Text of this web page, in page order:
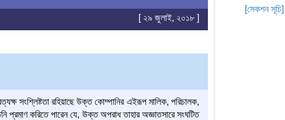
[সেকশন সূচি]
[ ২৯ জুলাই, ২০১৮ ]
রহিয়াছে উক্ত কোম্পানির এইরূপ মালিক, পরিচালক,
প্রমাণ করিতে পারেন যে, উক্ত অপরাধ তাহার অজ্ঞাতসারে সংঘটিত